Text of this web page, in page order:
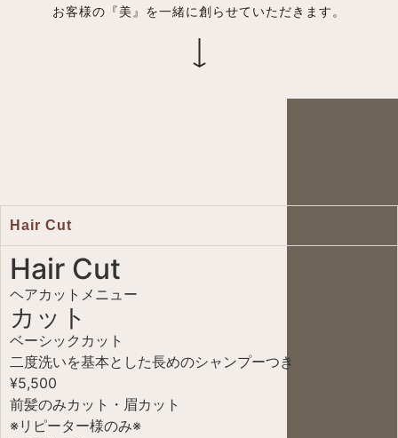
お客様の『美』を一緒に創らせていただきます。
Hair Cut
Hair Cut
ヘアカットメニュー
カット
ベーシックカット
二度洗いを基本とした長めのシャンプーつき
¥5,500
前髪のみカット・眉カット
※リピーター様のみ※